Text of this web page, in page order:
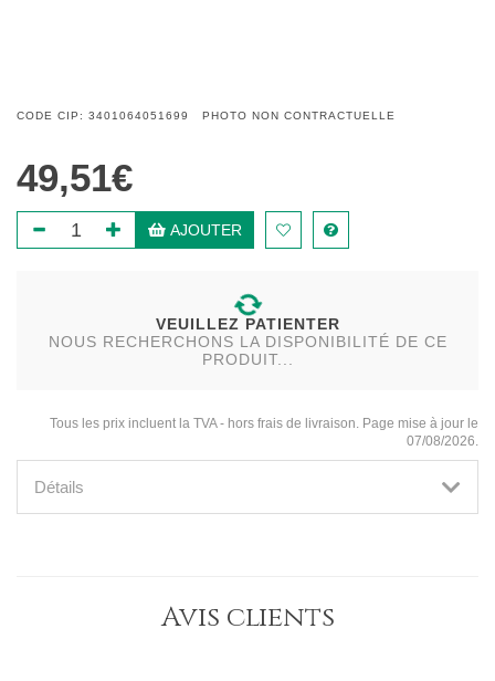
CODE CIP: 3401064051699 PHOTO NON CONTRACTUELLE
49,51€
AJOUTER
VEUILLEZ PATIENTER
NOUS RECHERCHONS LA DISPONIBILITÉ DE CE
PRODUIT...
Tous les prix incluent la TVA - hors frais de livraison. Page mise à jour le
07/08/2026.
Détails
Avis clients